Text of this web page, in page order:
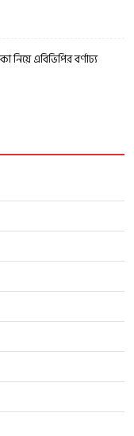
এবিভিপির বর্ণাঢ্য